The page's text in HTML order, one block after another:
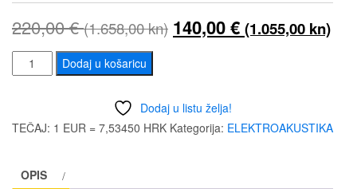
220,00€ (1.658,00 kn) Izvorna
je:
140,00€ (1.055,00 kn)
CHARD
ED15
FEQ
GITARA
Dodaj u košaricu
Dodaj u listu želja!
TEČAJ: 1 EUR = 7,53450 HRK Kategorija: ELEKTROAKUSTIKA
OPIS